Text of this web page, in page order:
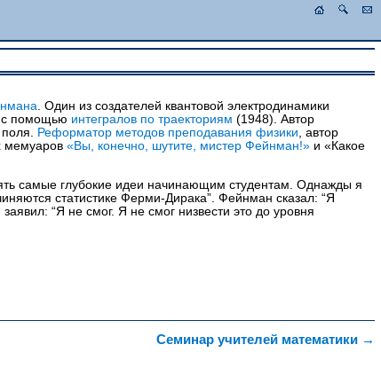
. Один из создателей квантовой электродинамики
с помощью интегралов по траекториям (1948). Автор
Реформатор методов преподавания физики, автор
мемуаров «Вы, конечно, шутите, мистер Фейнман!»и «Какое
самые глубокие идеи начинающим студентам. Однажды я
статистике Ферми-Дирака”. Фейнман сказал: “Я
“Я не смог. Я не смог низвести это до уровня
→
Семинар учителей математики